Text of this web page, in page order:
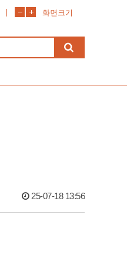
화면크기
25-07-18 13:56